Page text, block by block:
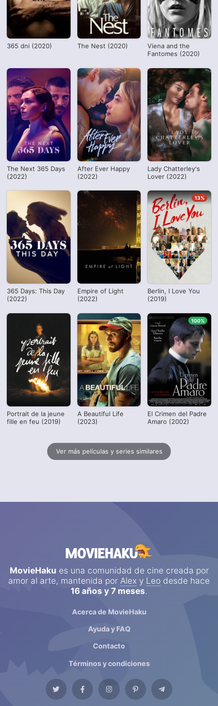
365 dni (2020) The Nest (2020)
Viena and the
Fantomes (2020)
The Next 365 Days
(2022)
After Ever Happy
(2022)
Lady Chatterley's
Lover (2022)
365 Days: This Day
(2022)
Empire of Light
(2022)
Berlin, I Love You
(2019)
13%
Portrait de la jeune
fille en feu (2019)
A Beautiful Life
(2023)
El Crimen del Padre
Amaro (2002)
100%
Ver más películas y series similares
MovieHaku es una comunidad de cine creada por
amor al arte, mantenida por Alex y Leo desde hace
16 años y 7 meses.
Acerca de MovieHaku
Ayuda y FAQ
Contacto
Términos y condiciones